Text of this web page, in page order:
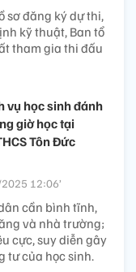
sơ đăng ký dự thi,
kỹ thuật, Ban tổ
tham gia thi đấu
vụ học sinh đánh
giờ học tại
Tôn Đức
12:06’
cần bình tĩnh,
và nhà trường;
cực, suy diễn gây
tư của học sinh.